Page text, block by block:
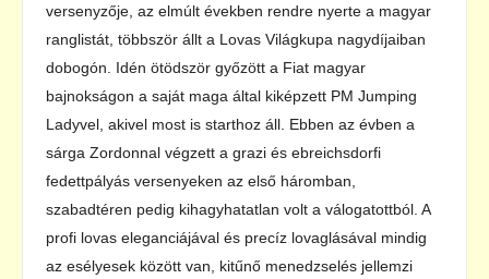
versenyzője, az elmúlt években rendre nyerte a magyar
ranglistát, többször állt a Lovas Világkupa nagydíjaiban
dobogón. Idén ötödször győzött a Fiat magyar
bajnokságon a saját maga által kiképzett PM Jumping
Ladyvel, akivel most is starthoz áll. Ebben az évben a
sárga Zordonnal végzett a grazi és ebreichsdorfi
fedettpályás versenyeken az első háromban,
szabadtéren pedig kihagyhatatlan volt a válogatottból. A
profi lovas eleganciájával és precíz lovaglásával mindig
az esélyesek között van, kitűnő menedzselés jellemzi